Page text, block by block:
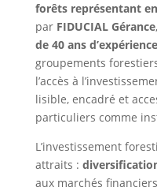
forêts représentant
par FIDUCIAL Gérance
de 40 ans d’expérience
groupements
l’accès à
lisible, encadré et
particuliers comme
L’investissement
attraits :
aux marchés